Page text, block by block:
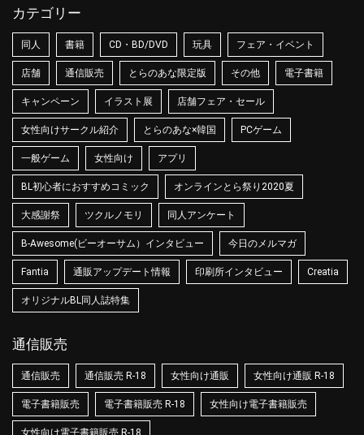
カテゴリー
同人 書籍 CD・BD/DVD 玩具 フェア・イベント
店舗 通信販売 とらのあな限定版 その他 電子書籍
キャンペーン イラスト展 店舗フェア・セール
女性向けサークル紹介 とらのあな×韓国 PCゲーム
一般ゲーム 女性向け アプリ
BL初心者におすすめコミック オンラインとら祭り2020夏
大感謝祭 ツクルノモリ 同人アンケート
B-Awesome(ビーオーサム）インタビュー 今日のメルマガ
Fantia 通販アップデート情報 印刷所インタビュー Creatia
オリジナルBL同人誌特集
通信販売
通信販売 通信販売 R-18 女性向け通販 女性向け通販 R-18
電子書籍販売 電子書籍販売 R-18 女性向け電子書籍販売